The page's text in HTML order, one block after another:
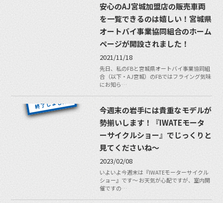
安心のAJ宮城加盟店の販売車両
を一覧できるのは嬉しい！宮城県
オートバイ事業協同組合のホーム
ページが開設されました！
2021/11/18
先日、私のFBと宮城県オートバイ事業協同組
合（以下・AJ宮城）のFBではフライング気味
にお知ら…
今週末の岩手には貴重なモデルが
勢揃いします！『IWATEモータ
ーサイクルショー』でじっくりと
見てくださいね〜
2023/02/08
いよいよ今週末は『IWATEモーターサイクル
ショー』です〜 お天気が心配ですが、室内開
催ですの…